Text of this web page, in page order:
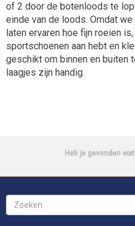
of 2 door de botenloods te
einde van de loods. Omdat
laten ervaren hoe fijn roeien
sportschoenen aan hebt en
geschikt om binnen en buiten
laagjes zijn handig.
Heb je gevonden